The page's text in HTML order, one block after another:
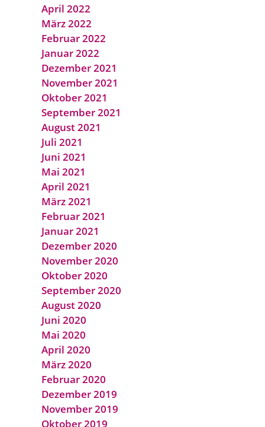
April 2022
März 2022
Februar 2022
Januar 2022
Dezember 2021
November 2021
Oktober 2021
September 2021
August 2021
Juli 2021
Juni 2021
Mai 2021
April 2021
März 2021
Februar 2021
Januar 2021
Dezember 2020
November 2020
Oktober 2020
September 2020
August 2020
Juni 2020
Mai 2020
April 2020
März 2020
Februar 2020
Dezember 2019
November 2019
Oktober 2019